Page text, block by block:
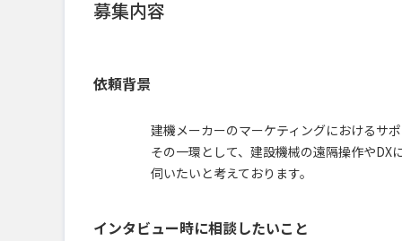
募集内容
依頼背景
建機メーカーのマーケティングにおけるサ
その一環として、建設機械の遠隔操作や
伺いたいと考えております。
インタビュー時に相談したいこと